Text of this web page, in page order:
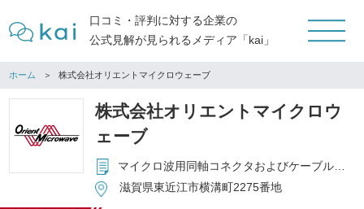
口コミ・評判に対する企業の
公式見解が見られるメディア「kai」
ホーム 株式会社オリエントマイクロウェーブ
株式会社オリエントマイクロウ
ェーブ
マイクロ波用同軸コネクタおよびケーブルアッセンブリの製造販売 マイクロ波用コンポーネントの製造販売／マイクロ波用機器の輸出 および輸入販売
滋賀県東近江市横溝町2275番地